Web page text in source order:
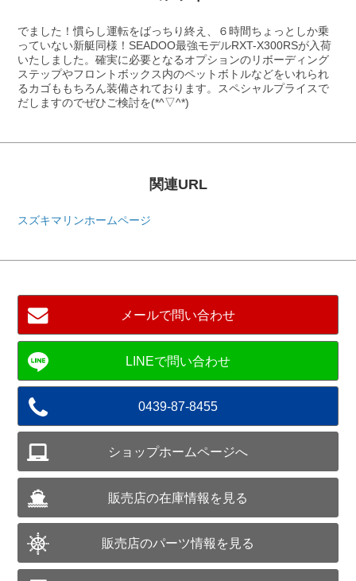
でました！慣らし運転をばっちり終え、６時間ちょっとしか乗
っていない新艇同様！SEADOO最強モデルRXT-X300RSが入荷
いたしました。確実に必要となるオプションのリボーディング
ステップやフロントボックス内のペットボトルなどをいれられ
るカゴももちろん装備されております。スペシャルプライスで
だしますのでぜひご検討を(*^▽^*)
関連URL
スズキマリンホームページ
メールで問い合わせ
0439-87-8455
ショップホームページへ
販売店の在庫情報を見る
販売店のパーツ情報を見る